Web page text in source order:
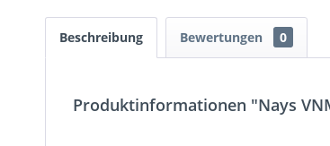
Beschreibung Bewertungen 0
Produktinformationen "Nays